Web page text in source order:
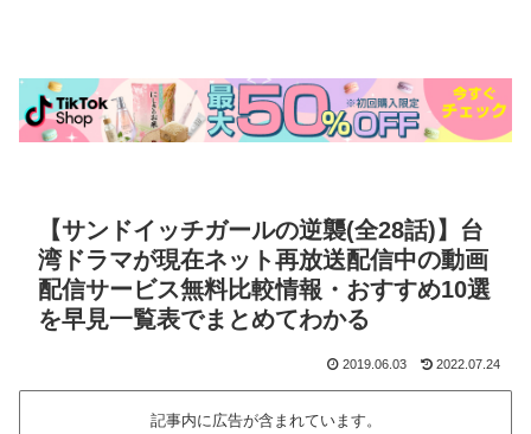
【サンドイッチガールの逆襲(全28話)】台
湾ドラマが現在ネット再放送配信中の動画
配信サービス無料比較情報・おすすめ10選
を早見一覧表でまとめてわかる
2019.06.03 2022.07.24
記事内に広告が含まれています。